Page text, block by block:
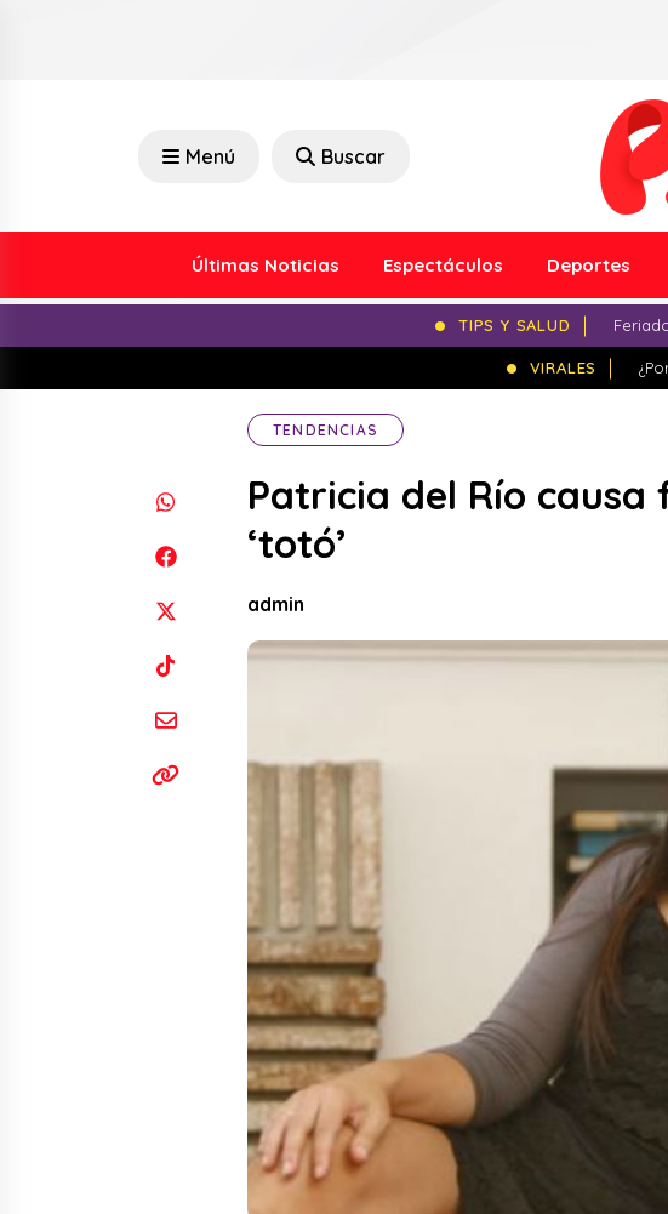
Menú Buscar
Últimas Noticias Espectáculos Deportes
TIPS Y SALUD
VIRALES
TENDENCIAS
Patricia del Río causa
‘totó’
admin